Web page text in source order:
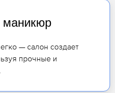
— салон создает
прочные и